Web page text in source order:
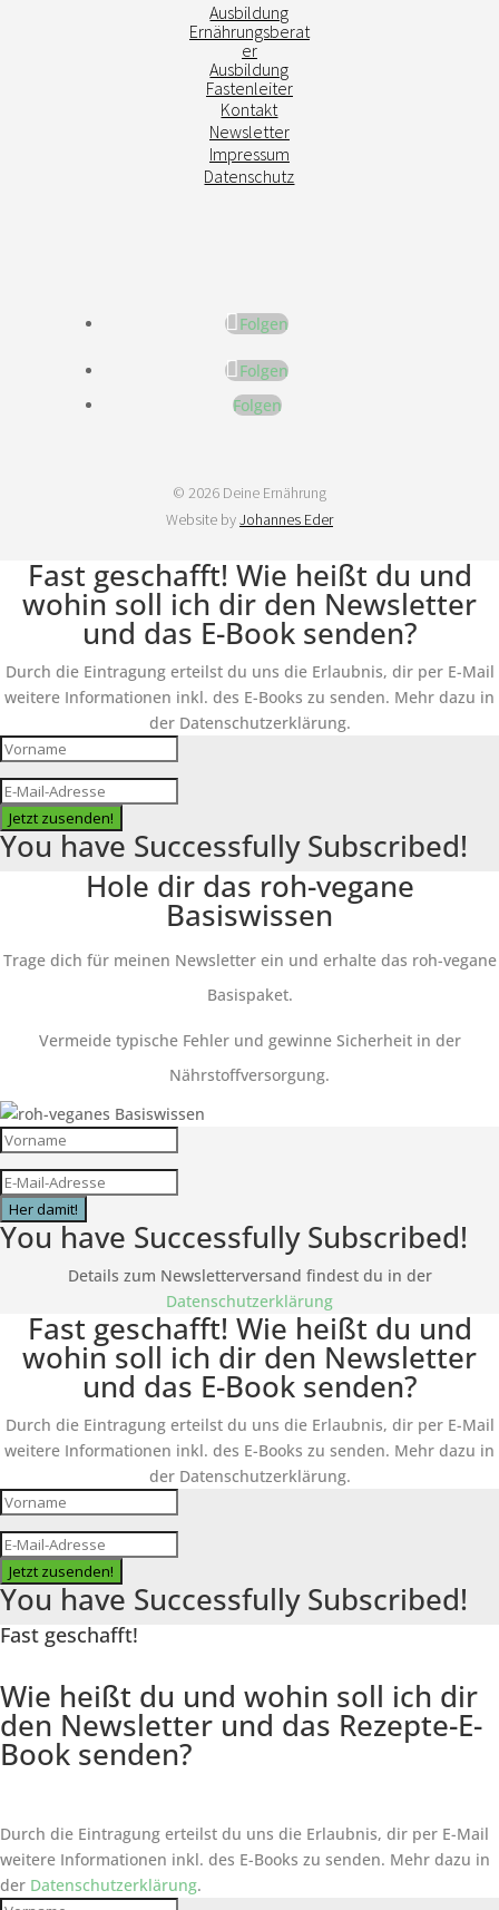
Ausbildung
Ernährungsberat
er
Ausbildung
Fastenleiter
Kontakt
Newsletter
Impressum
Datenschutz
Folgen
Folgen
Folgen
© 2026 Deine Ernährung
Website byJohannes Eder
Fast geschafft! Wie heißt du und
wohin soll ich dir den Newsletter
und das E-Book senden?
Durch die Eintragung erteilst du uns die Erlaubnis, dir per E-Mail
weitere Informationen inkl. des E-Books zu senden. Mehr dazu in
der Datenschutzerklärung.
Jetzt zusenden!
You have Successfully Subscribed!
Hole dir das roh-vegane
Basiswissen
Trage dich für meinen Newsletter ein und erhalte das roh-vegane
Basispaket.
Vermeide typische Fehler und gewinne Sicherheit in der
Nährstoffversorgung.
Her damit!
You have Successfully Subscribed!
Details zum Newsletterversand findest du in der
Datenschutzerklärung
Fast geschafft! Wie heißt du und
wohin soll ich dir den Newsletter
und das E-Book senden?
Durch die Eintragung erteilst du uns die Erlaubnis, dir per E-Mail
weitere Informationen inkl. des E-Books zu senden. Mehr dazu in
der Datenschutzerklärung.
Jetzt zusenden!
You have Successfully Subscribed!
Fast geschafft!
Wie heißt du und wohin soll ich dir
den Newsletter und das Rezepte-E-
Book senden?
Durch die Eintragung erteilst du uns die Erlaubnis, dir per E-Mail
weitere Informationen inkl. des E-Books zu senden. Mehr dazu in
der Datenschutzerklärung.